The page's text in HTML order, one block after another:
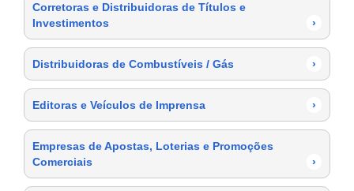
Corretoras e Distribuidoras de Títulos e
Investimentos
›
Distribuidoras de Combustíveis / Gás ›
Editoras e Veículos de Imprensa ›
Empresas de Apostas, Loterias e Promoções
Comerciais
›